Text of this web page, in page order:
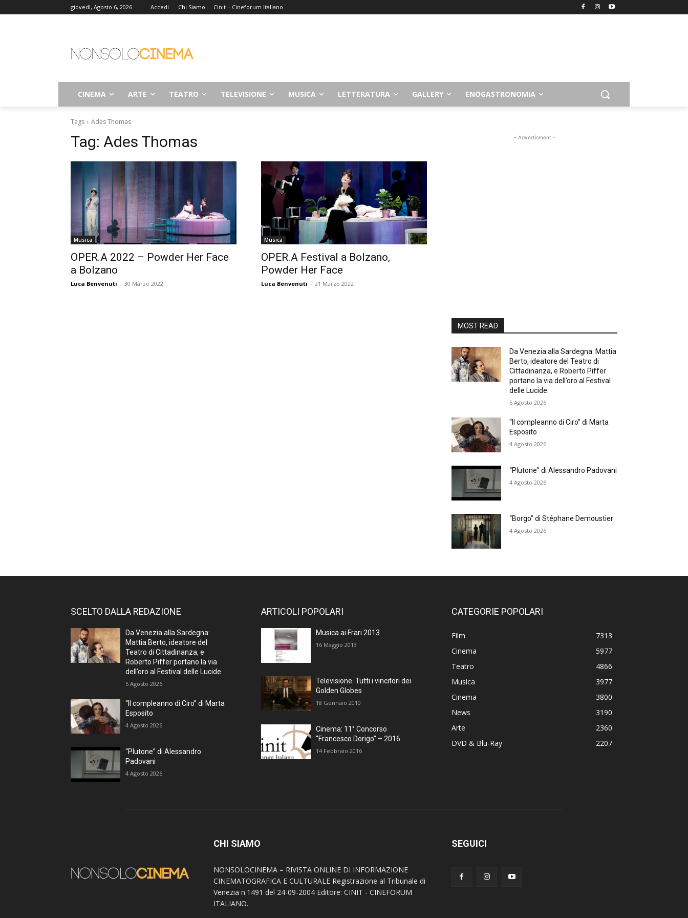
giovedì, Agosto 6, 2026 Accedi Chi Siamo Cinit – Cineforum Italiano
CINEMA ARTE TEATRO TELEVISIONE MUSICA LETTERATURA GALLERY ENOGASTRONOMIA
Tags Ades Thomas
Tag: Ades Thomas
Musica
OPER.A 2022 – Powder Her Face
a Bolzano
Luca Benvenuti - 30 Marzo 2022
Musica
OPER.A Festival a Bolzano,
Powder Her Face
Luca Benvenuti - 21 Marzo 2022
- Advertisment -
MOST READ
Da Venezia alla Sardegna: Mattia
Berto, ideatore del Teatro di
Cittadinanza, e Roberto Piffer
portano la via dell’oro al Festival
delle Lucide.
5 Agosto 2026
“Il compleanno di Ciro” di Marta
Esposito
4 Agosto 2026
“Plutone” di Alessandro Padovani
4 Agosto 2026
“Borgo” di Stéphane Demoustier
4 Agosto 2026
SCELTO DALLA REDAZIONE
Da Venezia alla Sardegna:
Mattia Berto, ideatore del
Teatro di Cittadinanza, e
Roberto Piffer portano la via
dell’oro al Festival delle Lucide.
5 Agosto 2026
“Il compleanno di Ciro” di Marta
Esposito
4 Agosto 2026
“Plutone” di Alessandro
Padovani
4 Agosto 2026
ARTICOLI POPOLARI
Musica ai Frari 2013
16 Maggio 2013
Televisione. Tutti i vincitori dei
Golden Globes
18 Gennaio 2010
Cinema: 11° Concorso
“Francesco Dorigo” – 2016
14 Febbraio 2016
CATEGORIE POPOLARI
Film
7313
Cinema
5977
Teatro
4866
Musica
3977
Cinema
3800
News
3190
Arte
2360
DVD & Blu-Ray
2207
CHI SIAMO
NONSOLOCINEMA – RIVISTA ONLINE DI INFORMAZIONE
CINEMATOGRAFICA E CULTURALE Registrazione al Tribunale di
Venezia n.1491 del 24-09-2004 Editore: CINIT - CINEFORUM
ITALIANO.
SEGUICI